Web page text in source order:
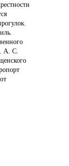
А. С.